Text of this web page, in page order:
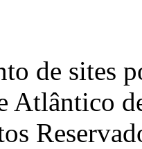
de sites
Atlântico